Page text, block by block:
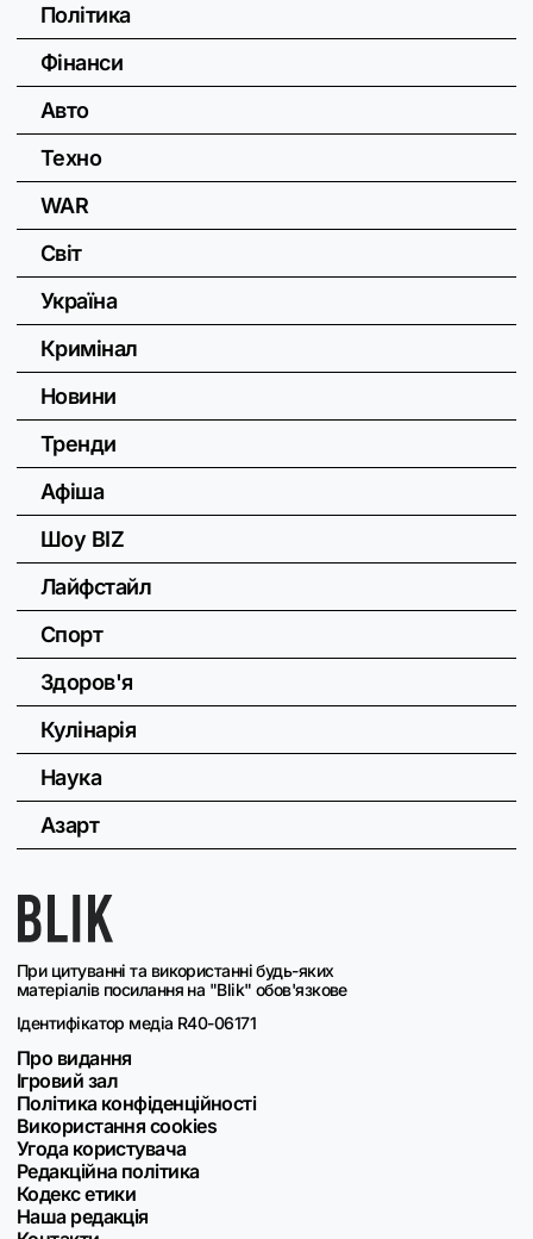
При цитуванні та використанні будь-яких
матеріалів посилання на "Blik" обов'язкове
Ідентифікатор медіа R40-06171
Про видання
Ігровий зал
Політика конфіденційності
Використання cookies
Угода користувача
Редакційна політика
Кодекс етики
Наша редакція
Політика
Фінанси
Авто
Техно
WAR
Світ
Україна
Кримінал
Новини
Тренди
Афіша
Шоу BIZ
Лайфстайл
Спорт
Здоров'я
Кулінарія
Наука
Азарт